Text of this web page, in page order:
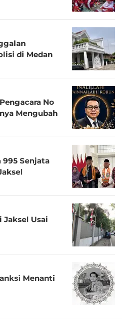
di Medan
No
Mengubah
Jaksel Usai
Menanti